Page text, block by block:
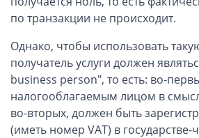
по транзакции не происходит.
Однако, чтобы использовать
получатель услуги должен
business person", то есть: во-
налогооблагаемым лицом в
во-вторых, должен быть
(иметь номер VAT) в государстве-